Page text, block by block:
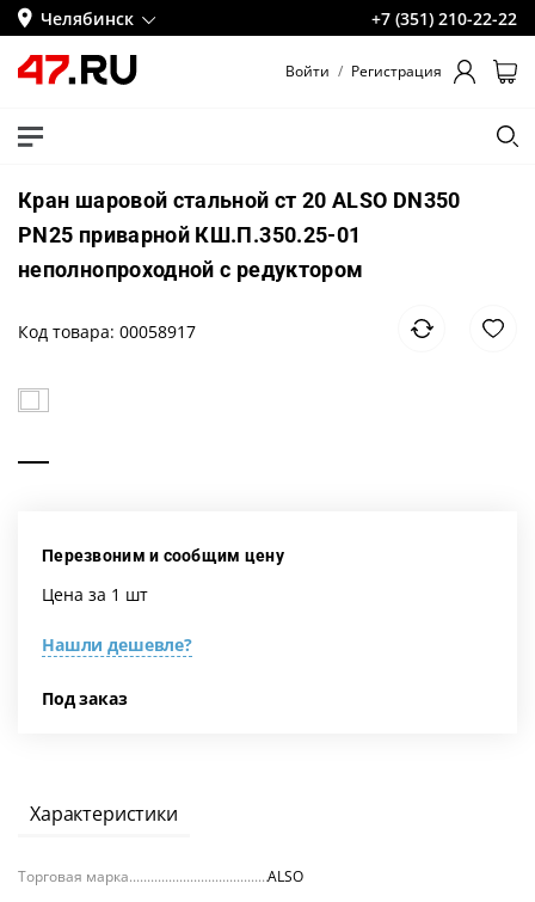
Челябинск +7 (351) 210-22-22
Войти / Регистрация
Кран шаровой стальной ст 20 ALSO DN350
PN25 приварной КШ.П.350.25-01
неполнопроходной с редуктором
Код товара: 00058917
Перезвоним и сообщим цену
Нашли дешевле?
Цена за 1 шт
Под заказ
Характеристики
Торговая марка
ALSO